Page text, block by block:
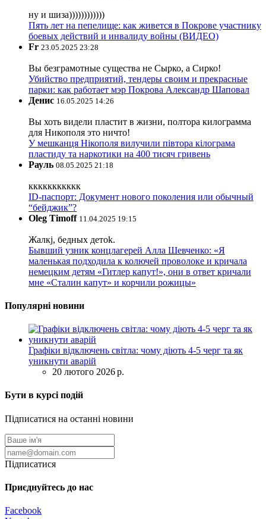
ну и шиза))))))))))))
Пять лет на пепелище: как живется в Покрове участнику
боевых действий и инвалиду войны (ВИДЕО)
Fr 23.05.2025 23:28
Вы безграмотные существа не Сырко, а Сирко!
Убийство предприятий, тендеры своим и прекрасные
парки: как работает мэр Покрова Александр Шаповал
Денис 16.05.2025 14:26
Вы хоть видели пластит в жизни, полтора килограмма
для Никополя это ничто!
У мешканця Нікополя вилучили півтора кілограма
пластиду та наркотики на 400 тисяч гривень
Рауль 08.05.2025 21:18
ккккккккккк
ID-паспорт: Документ нового поколения или обычный
“бейджик”?
Oleg Timoff 11.04.2025 19:15
Жалкj, бедных детok.
Бывший узник концлагерей Алла Шевченко: «Я
маленькая подходила к колючей проволоке и кричала
немецким детям «Гитлер капут!», они в ответ кричали
мне «Сталин капут» и корчили рожицы»
Популярні новини
Графіки відключень світла: чому діють 4-5 черг та як
уникнути аварій
20 лютого 2026 р.
Бути в курсі подій
Підписатися на останні новини
Підписатися
Приєднуйтесь до нас
Facebook